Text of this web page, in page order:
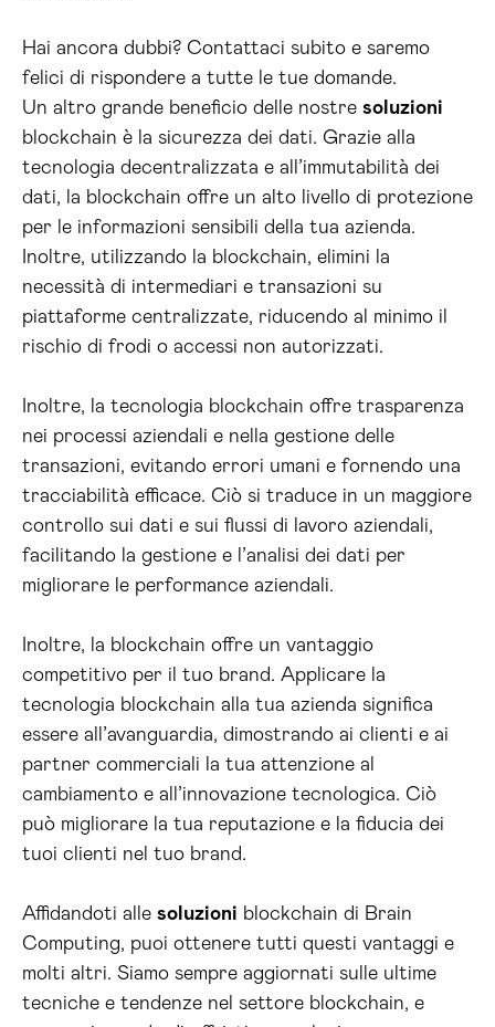
Hai ancora dubbi? Contattaci subito e saremo
felici di rispondere a tutte le tue domande.
Un altro grande beneficio delle nostre soluzioni
blockchain è la sicurezza dei dati. Grazie alla
tecnologia decentralizzata e all’immutabilità dei
dati, la blockchain offre un alto livello di protezione
per le informazioni sensibili della tua azienda.
Inoltre, utilizzando la blockchain, elimini la
necessità di intermediari e transazioni su
piattaforme centralizzate, riducendo al minimo il
rischio di frodi o accessi non autorizzati.
Inoltre, la tecnologia blockchain offre trasparenza
nei processi aziendali e nella gestione delle
transazioni, evitando errori umani e fornendo una
tracciabilità efficace. Ciò si traduce in un maggiore
controllo sui dati e sui flussi di lavoro aziendali,
facilitando la gestione e l’analisi dei dati per
migliorare le performance aziendali.
Inoltre, la blockchain offre un vantaggio
competitivo per il tuo brand. Applicare la
tecnologia blockchain alla tua azienda significa
essere all’avanguardia, dimostrando ai clienti e ai
partner commerciali la tua attenzione al
cambiamento e all’innovazione tecnologica. Ciò
può migliorare la tua reputazione e la fiducia dei
tuoi clienti nel tuo brand.
Affidandoti alle soluzioni blockchain di Brain
Computing, puoi ottenere tutti questi vantaggi e
molti altri. Siamo sempre aggiornati sulle ultime
tecniche e tendenze nel settore blockchain, e